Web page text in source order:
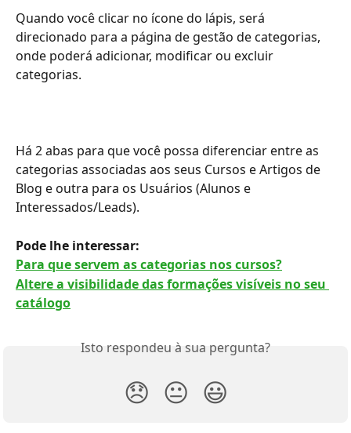
Quando você clicar no ícone do lápis, será
direcionado para a página de gestão de categorias,
onde poderá adicionar, modificar ou excluir
categorias.
Há 2 abas para que você possa diferenciar entre as
categorias associadas aos seus Cursos e Artigos de
Blog e outra para os Usuários (Alunos e
Interessados/Leads).
Pode lhe interessar:
Para que servem as categorias nos cursos?
Altere a visibilidade das formações visíveis no seu
catálogo
Isto respondeu à sua pergunta?
😞 😐 😃